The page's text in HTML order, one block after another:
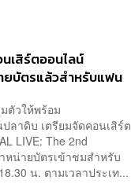
เสิร์ตออนไลน์
ยบัตรแล้วสำหรับแฟน
ตัวให้พร้อม
ลาดิบ เตรียมจัดคอนเสิร์ต
LIVE: The 2nd
หน่ายบัตรเข้าชมสำหรับ
น. ตามเวลาประเท...